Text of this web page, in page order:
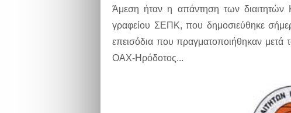
Άμεση ήταν η απάντηση των διαιτητών
γραφείου ΣΕΠΚ, που δημοσιεύθηκε
επεισόδια που πραγματοποιήθηκαν μετά
ΟΑΧ-Ηρόδοτος...